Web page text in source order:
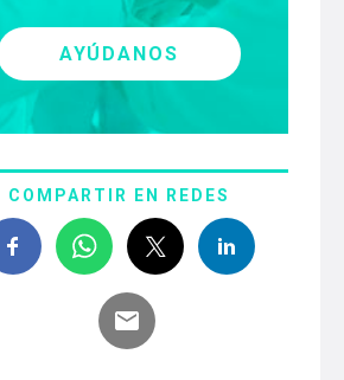
AYÚDANOS
COMPARTIR EN REDES